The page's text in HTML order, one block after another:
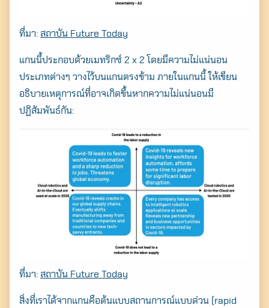
ที่มา: สถาบัน Future Today
แกนนี้ประกอบด้วยเมทริกซ์ 2 x 2 โดยมีความไม่แน่นอน
ประเภทต่างๆ วางไว้บนแกนตรงข้าม ภายในแกนนี้ ให้เขียน
อธิบายเหตุการณ์ที่อาจเกิดขึ้นหากความไม่แน่นอนมี
ปฏิสัมพันธ์กัน:
ที่มา: สถาบัน Future Today
สิ่งที่เราได้จากแกนคือต้นแบบสถานการณ์แบบด่วน (rapid